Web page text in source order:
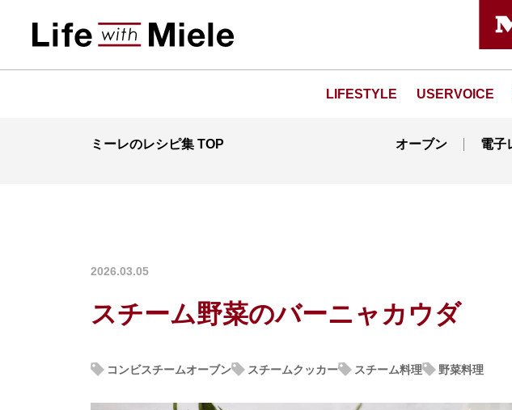
LIFESTYLE USERVOICE
ミーレのレシピ集 TOP オーブン 電子
2026.03.05
スチーム野菜のバーニャカウダ
コンビスチームオーブン スチームクッカー スチーム料理 野菜料理